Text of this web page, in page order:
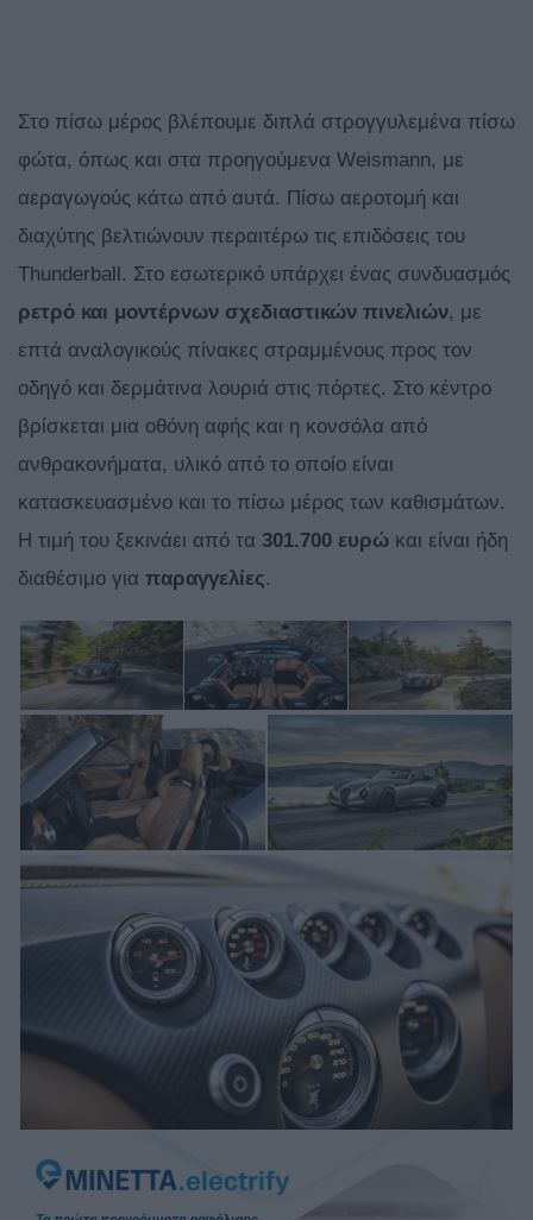
Στο πίσω μέρος βλέπουμε διπλά στρογγυλεμένα πίσω
φώτα, όπως και στα προηγούμενα Weismann, με
αεραγωγούς κάτω από αυτά. Πίσω αεροτομή και
διαχύτης βελτιώνουν περαιτέρω τις επιδόσεις του
Thunderball. Στο εσωτερικό υπάρχει ένας συνδυασμός
ρετρό και μοντέρνων σχεδιαστικών πινελιών, με
επτά αναλογικούς πίνακες στραμμένους προς τον
οδηγό και δερμάτινα λουριά στις πόρτες. Στο κέντρο
βρίσκεται μια οθόνη αφής και η κονσόλα από
ανθρακονήματα, υλικό από το οποίο είναι
κατασκευασμένο και το πίσω μέρος των καθισμάτων.
Η τιμή του ξεκινάει από τα 301.700 ευρώ και είναι ήδη
διαθέσιμο για παραγγελίες.